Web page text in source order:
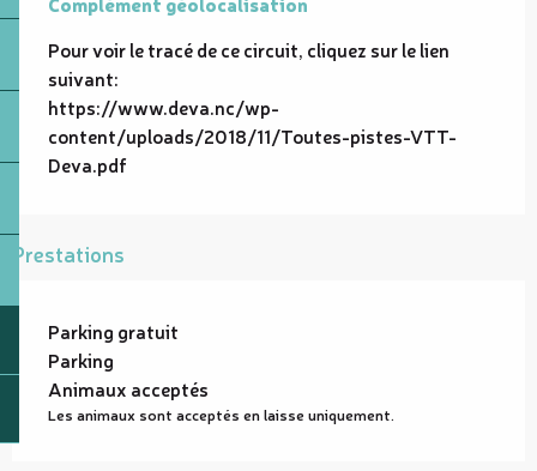
Pour voir le tracé de ce circuit, cliquez sur le lien
suivant:
https://www.deva.nc/wp-
content/uploads/2018/11/Toutes-pistes-VTT-
Deva.pdf
Prestations
Parking gratuit
Parking
Animaux acceptés
Les animaux sont acceptés en laisse uniquement.